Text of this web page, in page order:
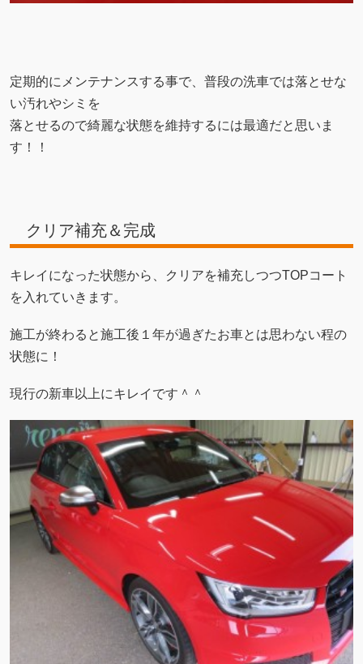
定期的にメンテナンスする事で、普段の洗車では落とせな
い汚れやシミを
落とせるので綺麗な状態を維持するには最適だと思いま
す！！
クリア補充＆完成
キレイになった状態から、クリアを補充しつつTOPコート
を入れていきます。
施工が終わると施工後１年が過ぎたお車とは思わない程の
状態に！
現行の新車以上にキレイです＾＾